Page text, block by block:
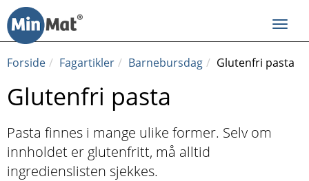
innhold
Forside
Fagartikler Barnebursdag Glutenfri pasta
Glutenfri pasta
Pasta finnes i mange ulike former. Selv om
innholdet er glutenfritt, må alltid
ingredienslisten sjekkes.